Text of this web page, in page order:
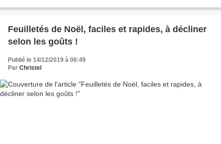
Feuilletés de Noël, faciles et rapides, à décliner
selon les goûts !
Publié le 14/12/2019 à 06:49
Par Christel